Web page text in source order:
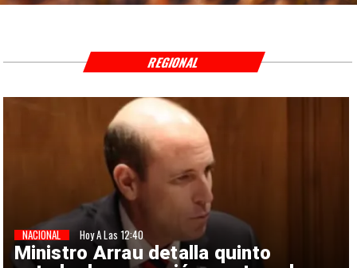
Ministro Arrau detalla quinto
NACIONAL Hoy A Las 12:40
REGIONAL